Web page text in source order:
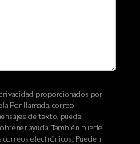
proporcionados por
Por llamada, correo
de texto, puede
ayuda. También puede
correos electrónicos. Pueden